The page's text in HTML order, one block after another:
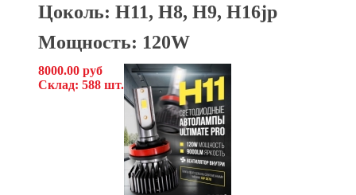
Цоколь: H11, H8, H9, H16jp
Мощность: 120W
8000.00 руб
Склад: 588 шт.